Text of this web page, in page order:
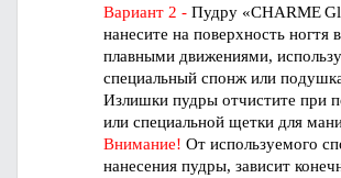
Вариант 2 - Пудру «CHARME
нанесите на поверхность ногтя
плавными движениями,
специальный спонж или
Излишки пудры отчистите при
или специальной щетки для
Внимание! От используемого
нанесения пудры, зависит